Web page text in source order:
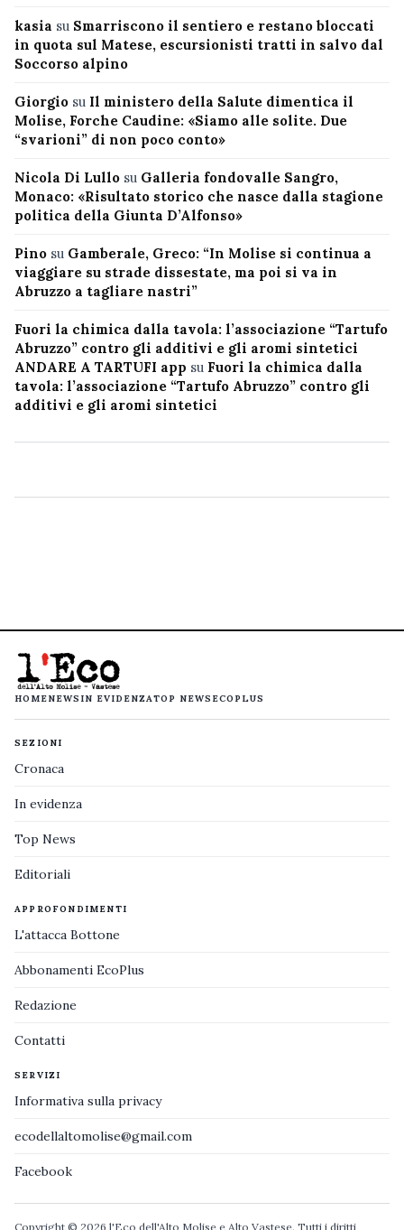
kasia su Smarriscono il sentiero e restano bloccati
in quota sul Matese, escursionisti tratti in salvo dal
Soccorso alpino
Giorgio su Il ministero della Salute dimentica il
Molise, Forche Caudine: «Siamo alle solite. Due
“svarioni” di non poco conto»
Nicola Di Lullo su Galleria fondovalle Sangro,
Monaco: «Risultato storico che nasce dalla stagione
politica della Giunta D’Alfonso»
Pino su Gamberale, Greco: “In Molise si continua a
viaggiare su strade dissestate, ma poi si va in
Abruzzo a tagliare nastri”
Fuori la chimica dalla tavola: l’associazione “Tartufo
Abruzzo” contro gli additivi e gli aromi sintetici
ANDARE A TARTUFI app su Fuori la chimica dalla
tavola: l’associazione “Tartufo Abruzzo” contro gli
additivi e gli aromi sintetici
HOMENEWS IN EVIDENZATOP NEWS ECOPLUS
SEZIONI
Cronaca
In evidenza
Top News
Editoriali
APPROFONDIMENTI
L'attacca Bottone
Abbonamenti EcoPlus
Redazione
Contatti
SERVIZI
Informativa sulla privacy
ecodellaltomolise@gmail.com
Facebook
Copyright © 2026 l'Eco dell'Alto Molise e Alto Vastese. Tutti i diritti